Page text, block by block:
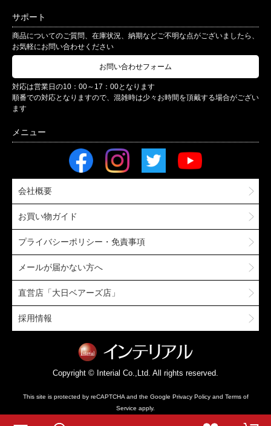
サポート
商品についてのご質問、在庫状況、納期などご不明な点がございましたら、
お気軽にお問い合わせください
お問い合わせフォーム
対応は営業日の10：00～17：00となります
順番での対応となりますので、混雑時は少々お時間を頂戴する場合がござい
ます
会社概要
お買い物ガイド
プライバシーポリシー・免責事項
メールが届かない方へ
直営店「大日ベアーズ店」
採用情報
Copyright © Interial Co.,Ltd. All rights reserved.
This site is protected by reCAPTCHA and the Google Privacy Policyand Terms of
Service apply.